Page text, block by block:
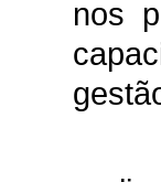
nos